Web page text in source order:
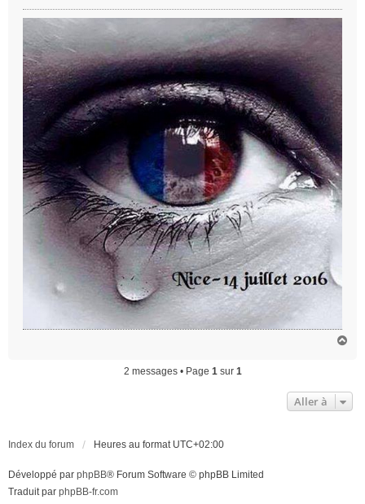
e
s
s
a
g
e
2 messages • Page 1 sur 1
Aller à
Index du forum Heures au format UTC+02:00
Développé par phpBB® Forum Software © phpBB Limited
Traduit par phpBB-fr.com